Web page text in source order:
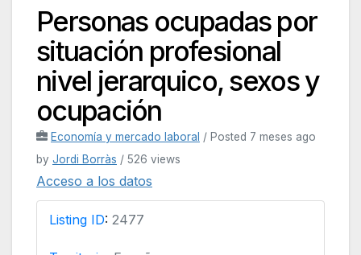
Personas ocupadas por
situación profesional
nivel jerarquico, sexos y
ocupación
Economía y mercado laboral / Posted 7 meses ago
by Jordi Borràs / 526 views
Acceso a los datos
Listing ID: 2477